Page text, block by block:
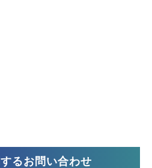
るお問い合わせ